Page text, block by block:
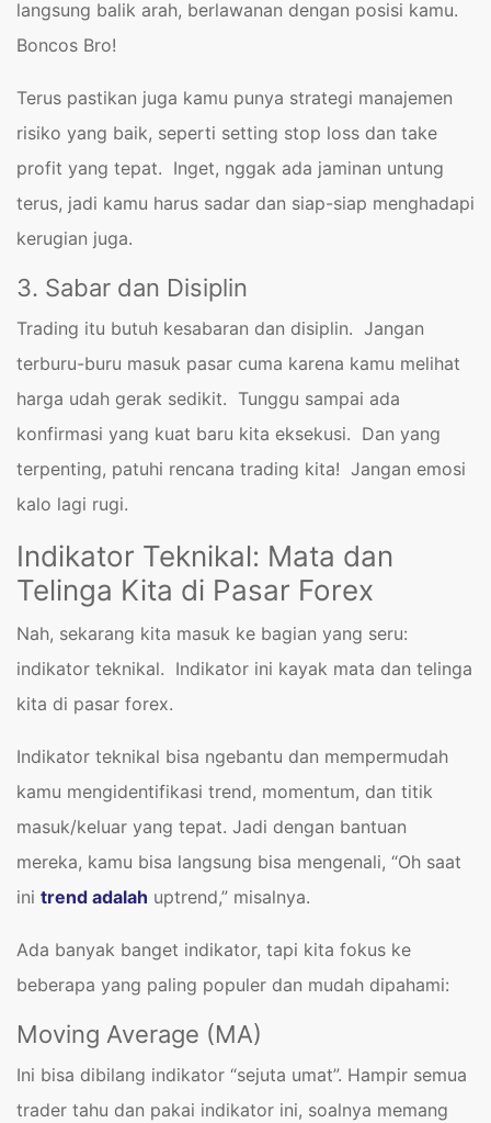
langsung balik arah, berlawanan dengan posisi kamu.
Boncos Bro!
Terus pastikan juga kamu punya strategi manajemen
risiko yang baik, seperti setting stop loss dan take
profit yang tepat. Inget, nggak ada jaminan untung
terus, jadi kamu harus sadar dan siap-siap menghadapi
kerugian juga.
3. Sabar dan Disiplin
Trading itu butuh kesabaran dan disiplin. Jangan
terburu-buru masuk pasar cuma karena kamu melihat
harga udah gerak sedikit. Tunggu sampai ada
konfirmasi yang kuat baru kita eksekusi. Dan yang
terpenting, patuhi rencana trading kita! Jangan emosi
kalo lagi rugi.
Indikator Teknikal: Mata dan
Telinga Kita di Pasar Forex
Nah, sekarang kita masuk ke bagian yang seru:
indikator teknikal. Indikator ini kayak mata dan telinga
kita di pasar forex.
Indikator teknikal bisa ngebantu dan mempermudah
kamu mengidentifikasi trend, momentum, dan titik
masuk/keluar yang tepat. Jadi dengan bantuan
mereka, kamu bisa langsung bisa mengenali, “Oh saat
ini trend adalah uptrend,” misalnya.
Ada banyak banget indikator, tapi kita fokus ke
beberapa yang paling populer dan mudah dipahami:
Moving Average (MA)
Ini bisa dibilang indikator “sejuta umat”. Hampir semua
trader tahu dan pakai indikator ini, soalnya memang